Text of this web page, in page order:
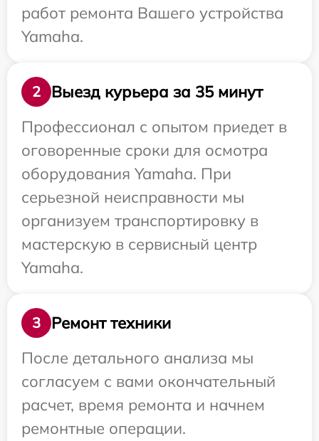
работ ремонта Вашего устройства
Yamaha.
2
Выезд курьера за 35 минут
Профессионал с опытом приедет в
оговоренные сроки для осмотра
оборудования Yamaha. При
серьезной неисправности мы
организуем транспортировку в
мастерскую в сервисный центр
Yamaha.
3
Ремонт техники
После детального анализа мы
согласуем с вами окончательный
расчет, время ремонта и начнем
ремонтные операции.